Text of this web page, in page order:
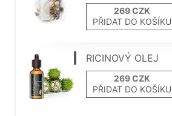
PŘIDAT DO KOŠÍKU
RICINOVÝ OLEJ
PŘIDAT DO KOŠÍKU